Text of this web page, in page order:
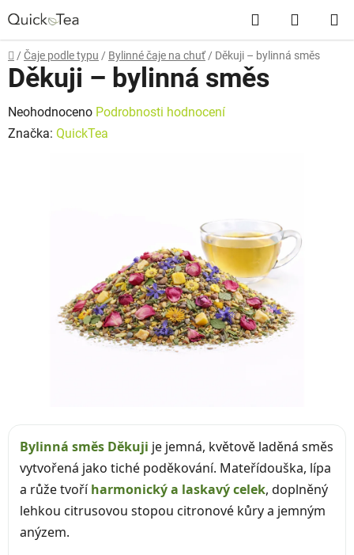
na
obsah
Hledat
KOŠÍK
Domů
/ Čaje podle typu / Bylinné čaje na chuť / Děkuji – bylinná směs
Bylinná směs Děkuji je jemná, květově laděná směs
vytvořená jako tiché poděkování. Mateřídouška, lípa
a růže tvoříharmonický a laskavý celek, doplněný
lehkou citrusovou stopou citronové kůry a jemným
anýzem.
Děkuji – bylinná směs
Průměrné
hodnocení
Neohodnoceno Podrobnosti hodnocení
Značka: QuickTea